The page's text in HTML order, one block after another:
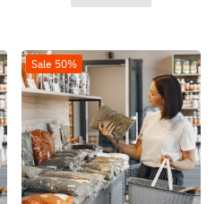
Sale 50%